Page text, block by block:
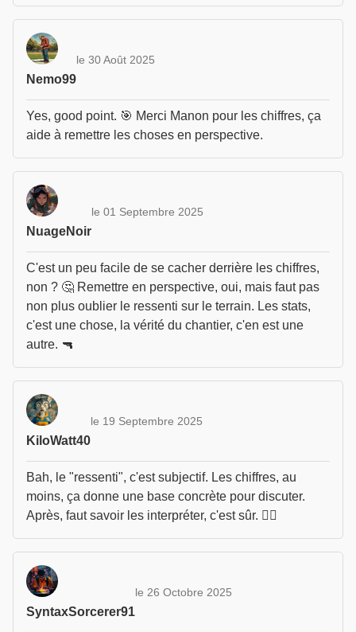
Nemo99
le 30 Août 2025
Yes, good point. 🎯 Merci Manon pour les chiffres, ça
aide à remettre les choses en perspective.
NuageNoir
le 01 Septembre 2025
C'est un peu facile de se cacher derrière les chiffres,
non ? 🤔 Remettre en perspective, oui, mais faut pas
non plus oublier le ressenti sur le terrain. Les stats,
c'est une chose, la vérité du chantier, c'en est une
autre. 🔫
KiloWatt40
le 19 Septembre 2025
Bah, le "ressenti", c'est subjectif. Les chiffres, au
moins, ça donne une base concrète pour discuter.
Après, faut savoir les interpréter, c'est sûr. 🤷‍♂️
SyntaxSorcerer91
le 26 Octobre 2025